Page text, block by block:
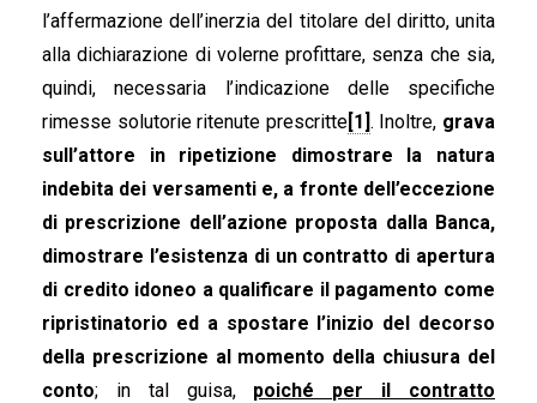
l’affermazione dell’inerzia del titolare del diritto, unita
alla dichiarazione di volerne profittare, senza che sia,
quindi, necessaria l’indicazione delle specifiche
rimesse solutorie ritenute prescritte[1]. Inoltre, grava
sull’attore in ripetizione dimostrare la natura
indebita dei versamenti e, a fronte dell’eccezione
di prescrizione dell’azione proposta dalla Banca,
dimostrare l’esistenza di un contratto di apertura
di credito idoneo a qualificare il pagamento come
ripristinatorio ed a spostare l’inizio del decorso
della prescrizione al momento della chiusura del
conto; in tal guisa, poiché per il contratto